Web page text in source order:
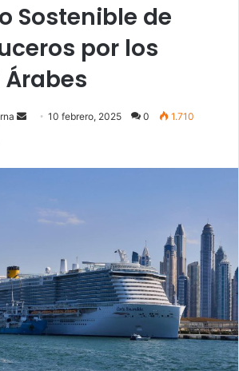
Sostenible de
por los
Send10 febrero, 2025 0 1.710